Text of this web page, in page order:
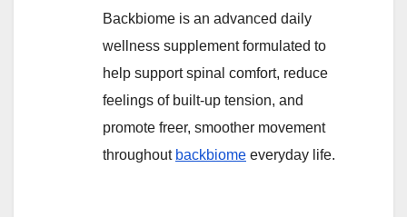
Backbiome is an advanced daily
wellness supplement formulated to
help support spinal comfort, reduce
feelings of built-up tension, and
promote freer, smoother movement
throughout backbiome everyday life.